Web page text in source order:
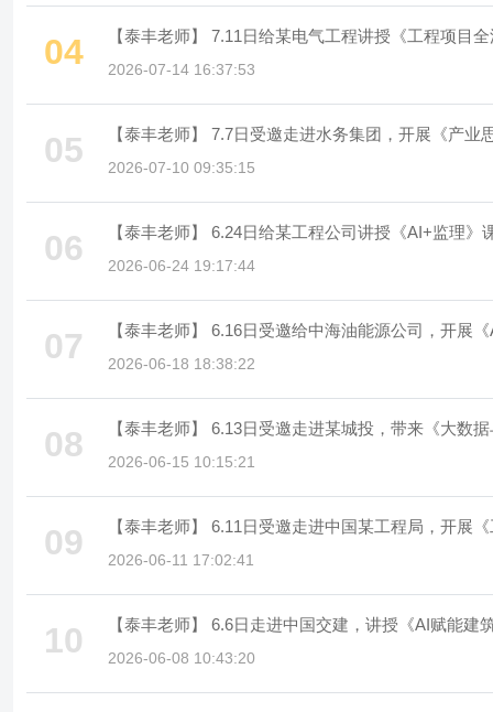
04 【泰丰老师】 7.11日给某电气工程讲授《工程项目
2026-07-14 16:37:53
05 【泰丰老师】 7.7日受邀走进水务集团，开展《产业
2026-07-10 09:35:15
06 【泰丰老师】 6.24日给某工程公司讲授《AI+监理》
2026-06-24 19:17:44
07 【泰丰老师】 6.16日受邀给中海油能源公司，开展
2026-06-18 18:38:22
08 【泰丰老师】 6.13日受邀走进某城投，带来《大数
2026-06-15 10:15:21
09 【泰丰老师】 6.11日受邀走进中国某工程局，开展
2026-06-11 17:02:41
10 【泰丰老师】 6.6日走进中国交建，讲授《AI赋能建
2026-06-08 10:43:20